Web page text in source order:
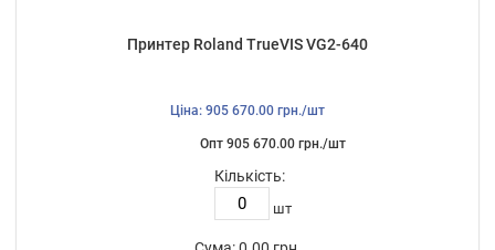
Принтер Roland TrueVIS VG2-640
Ціна: 905 670.00 грн./шт
Опт 905 670.00 грн./шт
Кількість:
шт